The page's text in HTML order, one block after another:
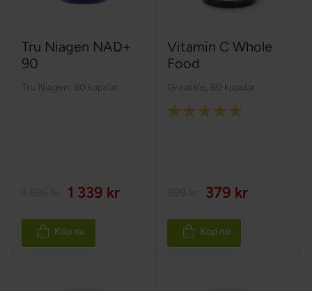
Tru Niagen NAD+
90
Tru Niagen 90 kapslar
1 339 kr
Köp nu
Vitamin C Whole
Food
Greatlife 60 kapslar
Rating:
379 kr
Köp nu